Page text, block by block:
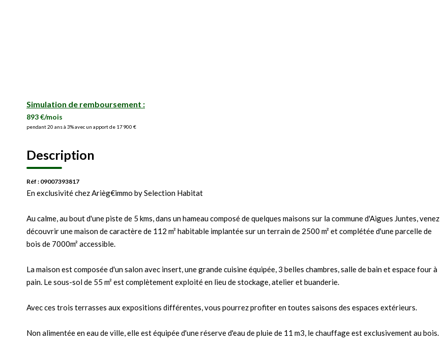
Simulation de remboursement :
893 €/mois
pendant 20 ans à 3% avec un apport de 17 900 €
Description
Réf : 09007393817
En exclusivité chez Arièg€immo by Selection Habitat
Au calme, au bout d'une piste de 5 kms, dans un hameau composé de quelques maisons sur la commune d'Aigues Juntes, venez
découvrir une maison de caractère de 112 m² habitable implantée sur un terrain de 2500 m² et complétée d'une parcelle de
bois de 7000m² accessible.
La maison est composée d'un salon avec insert, une grande cuisine équipée, 3 belles chambres, salle de bain et espace four à
pain. Le sous-sol de 55 m² est complètement exploité en lieu de stockage, atelier et buanderie.
Avec ces trois terrasses aux expositions différentes, vous pourrez profiter en toutes saisons des espaces extérieurs.
Non alimentée en eau de ville, elle est équipée d'une réserve d'eau de pluie de 11 m3, le chauffage est exclusivement au bois.